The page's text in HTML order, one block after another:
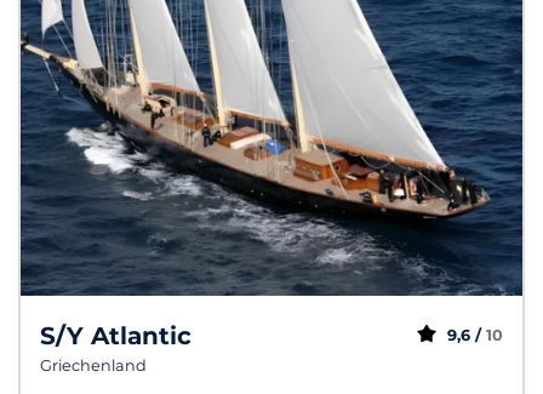
S/Y Atlantic
Griechenland
9,6 / 10